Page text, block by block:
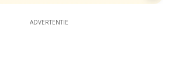
ADVERTENTIE